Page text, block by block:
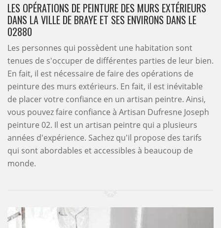
LES OPÉRATIONS DE PEINTURE DES MURS EXTÉRIEURS
DANS LA VILLE DE BRAYE ET SES ENVIRONS DANS LE
02880
Les personnes qui possèdent une habitation sont
tenues de s'occuper de différentes parties de leur bien.
En fait, il est nécessaire de faire des opérations de
peinture des murs extérieurs. En fait, il est inévitable
de placer votre confiance en un artisan peintre. Ainsi,
vous pouvez faire confiance à Artisan Dufresne Joseph
peinture 02. Il est un artisan peintre qui a plusieurs
années d'expérience. Sachez qu'il propose des tarifs
qui sont abordables et accessibles à beaucoup de
monde.